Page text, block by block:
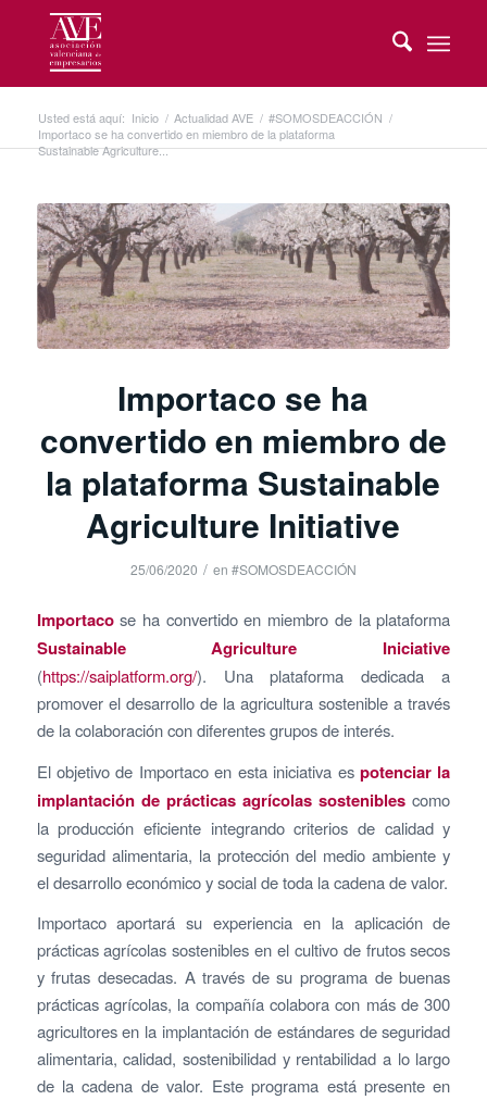
Usted está aquí: Inicio / Actualidad AVE / #SOMOSDEACCIÓN /
Importaco se ha convertido en miembro de la plataforma
Sustainable Agriculture...
Importaco se ha
convertido en miembro de
la plataforma Sustainable
Agriculture Initiative
25/06/2020 / en #SOMOSDEACCIÓN
Importacose ha convertido en miembro de la plataforma
Sustainable Agriculture Iniciative
(https://saiplatform.org/). Una plataforma dedicada a
promover el desarrollo de la agricultura sostenible a través
de la colaboración con diferentes grupos de interés.
El objetivo de Importaco en esta iniciativa es potenciar la
implantación de prácticas agrícolas sostenibles como
la producción eficiente integrando criterios de calidad y
seguridad alimentaria, la protección del medio ambiente y
el desarrollo económico y social de toda la cadena de valor.
Importaco aportará su experiencia en la aplicación de
prácticas agrícolas sostenibles en el cultivo de frutos secos
y frutas desecadas. A través de su programa de buenas
prácticas agrícolas, la compañía colabora con más de 300
agricultores en la implantación de estándares de seguridad
alimentaria, calidad, sostenibilidad y rentabilidad a lo largo
de la cadena de valor. Este programa está presente en